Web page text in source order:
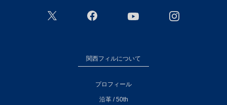
関西フィルについて
プロフィール
沿革 / 50th